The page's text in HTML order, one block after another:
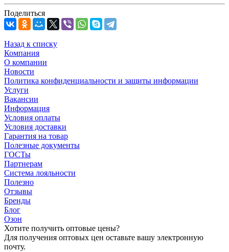
Поделиться
Назад к списку
Компания
О компании
Новости
Политика конфиденциальности и защиты информации
Услуги
Вакансии
Информация
Условия оплаты
Условия доставки
Гарантия на товар
Полезные документы
ГОСТы
Партнерам
Система лояльности
Полезно
Отзывы
Бренды
Блог
Озон
Хотите получить оптовые цены?
Для получения оптовых цен оставьте вашу электронную
почту.